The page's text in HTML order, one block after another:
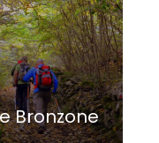
Bronzone